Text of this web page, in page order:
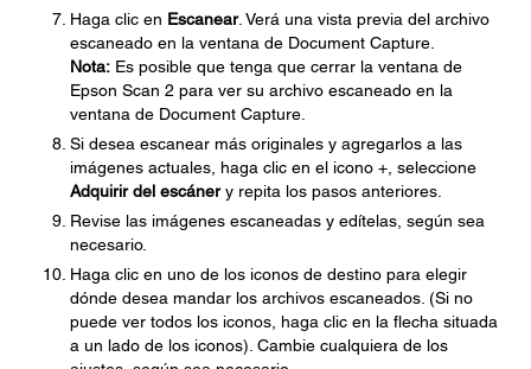
Haga clic en Escanear. Verá una vista previa del archivo
escaneado en la ventana de Document Capture.
Nota: Es posible que tenga que cerrar la ventana de
Epson Scan 2 para ver su archivo escaneado en la
ventana de Document Capture.
Si desea escanear más originales y agregarlos a las
imágenes actuales, haga clic en el icono +, seleccione
Adquirir del escánery repita los pasos anteriores.
Revise las imágenes escaneadas y edítelas, según sea
necesario.
Haga clic en uno de los iconos de destino para elegir
dónde desea mandar los archivos escaneados. (Si no
puede ver todos los iconos, haga clic en la flecha situada
a un lado de los iconos). Cambie cualquiera de los